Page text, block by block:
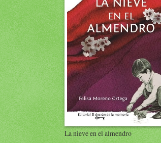
La nieve en el almendro